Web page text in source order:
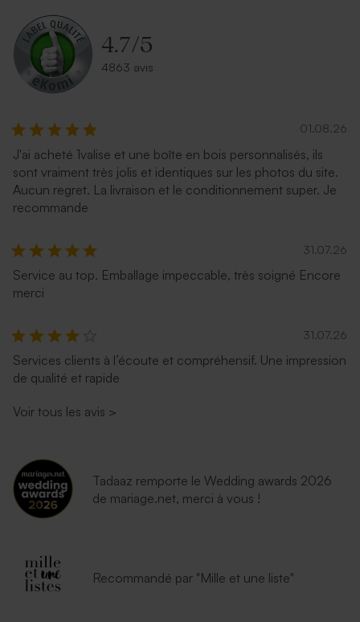
4.7/5
4863 avis
01.08.26
J'ai acheté 1valise et une boîte en bois personnalisés, ils
sont vraiment très jolis et identiques sur les photos du site.
Aucun regret. La livraison et le conditionnement super. Je
recommande
31.07.26
Service au top. Emballage impeccable, très soigné Encore
merci
31.07.26
Services clients à l’écoute et compréhensif. Une impression
de qualité et rapide
Voir tous les avis >
Tadaaz remporte le Wedding awards 2026
de mariage.net, merci à vous !
Recommandé par "Mille et une liste"